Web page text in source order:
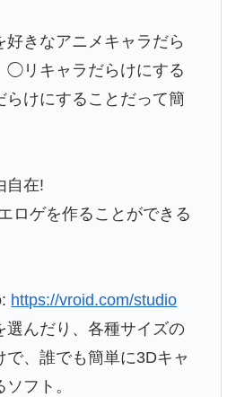
好きなアニメキャラだら
◯リキャラだらけにする
らけにすることだって簡
自在!
ロゲを作ることができる
https://vroid.com/studio
選んだり、各種サイズの
で、誰でも簡単に3Dキャ
フト。